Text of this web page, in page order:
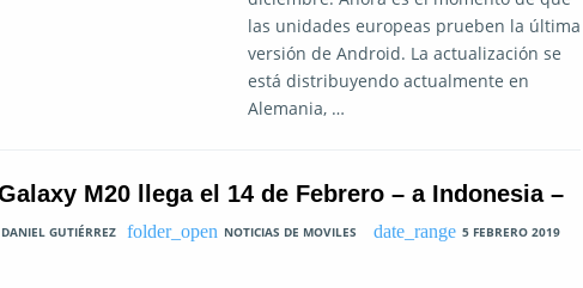
las unidades europeas prueben la última
versión de Android. La actualización se
está distribuyendo actualmente en
Alemania, …
M20 llega el 14 de Febrero – a Indonesia –
DANIEL GUTIÉRREZ NOTICIAS DE MOVILES
5 FEBRERO 2019